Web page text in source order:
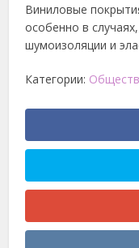
Виниловые
особенно в
шумоизоляции и
Категории: